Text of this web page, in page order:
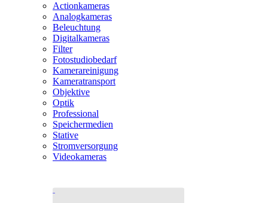
Actionkameras
Analogkameras
Beleuchtung
Digitalkameras
Filter
Fotostudiobedarf
Kamerareinigung
Kameratransport
Objektive
Optik
Professional
Speichermedien
Stative
Stromversorgung
Videokameras